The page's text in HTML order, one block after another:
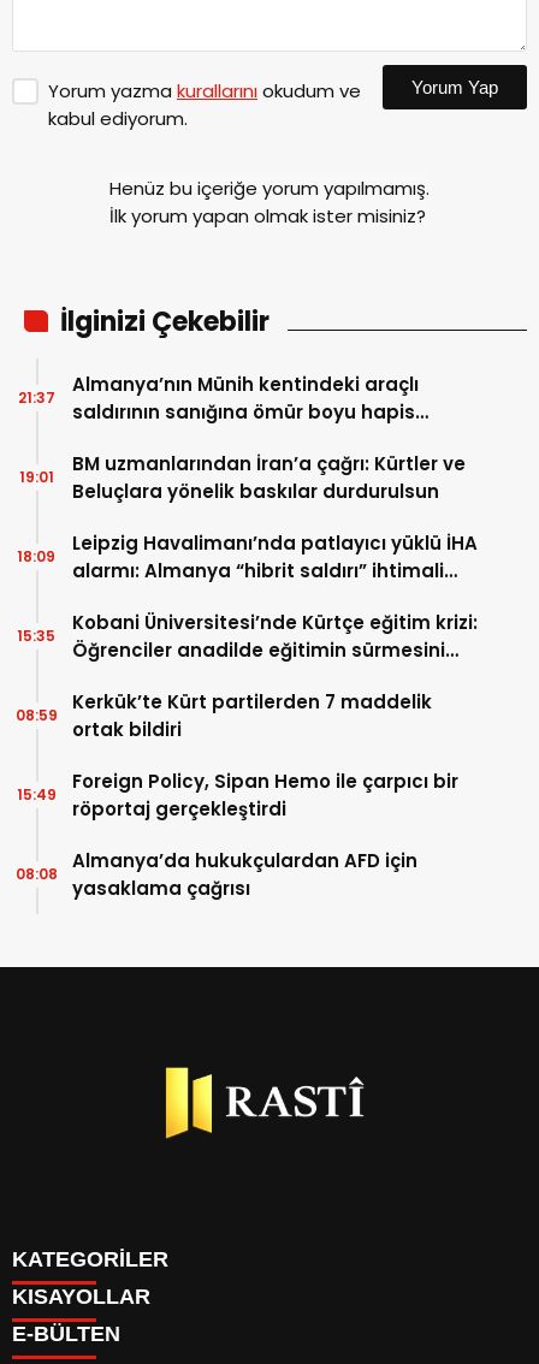
Yorum yazma kurallarınıokudum ve
kabul ediyorum.
Yorum Yap
Henüz bu içeriğe yorum yapılmamış.
İlk yorum yapan olmak ister misiniz?
İlginizi Çekebilir
Almanya’nın Münih kentindeki araçlı
saldırının sanığına ömür boyu hapis
21:37
BM uzmanlarından İran’a çağrı: Kürtler ve
Beluçlara yönelik baskılar durdurulsun
19:01
Leipzig Havalimanı’nda patlayıcı yüklü İHA
alarmı: Almanya “hibrit saldırı” ihtimali
18:09
Kobani Üniversitesi’nde Kürtçe eğitim krizi:
Öğrenciler anadilde eğitimin sürmesini
15:35
Kerkük’te Kürt partilerden 7 maddelik
ortak bildiri
08:59
Foreign Policy, Sipan Hemo ile çarpıcı bir
röportaj gerçekleştirdi
15:49
Almanya’da hukukçulardan AFD için
yasaklama çağrısı
08:08
KATEGORİLER
BİYOGRAFİLER
DÜNYA
KISAYOLLAR
YAZARLAR
E-BÜLTEN